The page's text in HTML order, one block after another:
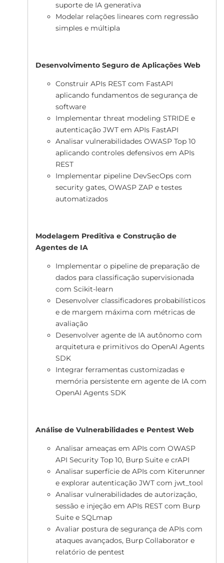
suporte de IA generativa
Modelar relações lineares com regressão
simples e múltipla
Desenvolvimento Seguro de Aplicações Web
Construir APIs REST com FastAPI
aplicando fundamentos de segurança de
software
Implementar threat modeling STRIDE e
autenticação JWT em APIs FastAPI
Analisar vulnerabilidades OWASP Top 10
aplicando controles defensivos em APIs
REST
Implementar pipeline DevSecOps com
security gates, OWASP ZAP e testes
automatizados
Modelagem Preditiva e Construção de
Agentes de IA
Implementar o pipeline de preparação de
dados para classificação supervisionada
com Scikit-learn
Desenvolver classificadores probabilísticos
e de margem máxima com métricas de
avaliação
Desenvolver agente de IA autônomo com
arquitetura e primitivos do OpenAI Agents
SDK
Integrar ferramentas customizadas e
memória persistente em agente de IA com
OpenAI Agents SDK
Análise de Vulnerabilidades e Pentest Web
Analisar ameaças em APIs com OWASP
API Security Top 10, Burp Suite e crAPI
Analisar superfície de APIs com Kiterunner
e explorar autenticação JWT com jwt_tool
Analisar vulnerabilidades de autorização,
sessão e injeção em APIs REST com Burp
Suite e SQLmap
Avaliar postura de segurança de APIs com
ataques avançados, Burp Collaborator e
relatório de pentest